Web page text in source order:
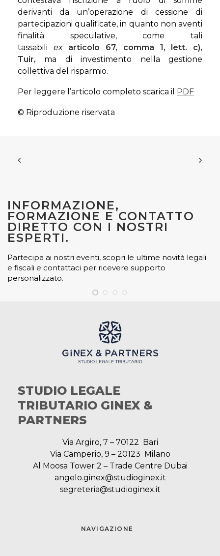
derivanti da un’operazione di cessione di
partecipazioni qualificate, in quanto non aventi
finalità speculative, come tali
tassabili ex articolo 67, comma 1, lett. c),
Tuir, ma di investimento nella gestione
collettiva del risparmio.
Per leggere l’articolo completo scarica il PDF
© Riproduzione riservata
INFORMAZIONE,
FORMAZIONE E CONTATTO
DIRETTO CON I NOSTRI
ESPERTI.
Partecipa ai nostri eventi, scopri le ultime novità legali
e fiscali e contattaci per ricevere supporto
personalizzato.
STUDIO LEGALE
TRIBUTARIO GINEX &
PARTNERS
Via Argiro, 7 – 70122 Bari
Via Camperio, 9 – 20123 Milano
Al Moosa Tower 2 – Trade Centre Dubai
angelo.ginex@studioginex.it
segreteria@studioginex.it
NAVIGAZIONE